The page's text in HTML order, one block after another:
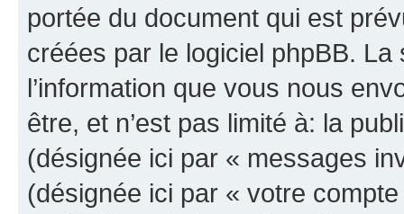
portée du document qui est
créées par le logiciel phpBB.
l’information que vous nous
être, et n’est pas limité à: la
(désignée ici par « messages
(désignée ici par « votre